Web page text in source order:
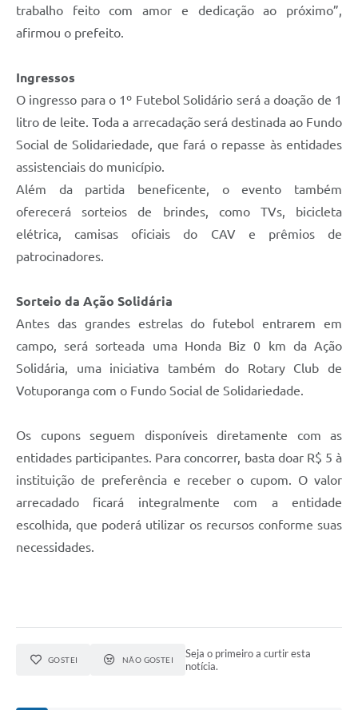
trabalho feito com amor e dedicação ao próximo”,
afirmou o prefeito.
Ingressos
O ingresso para o 1º Futebol Solidário será a doação de 1
litro de leite. Toda a arrecadação será destinada ao Fundo
Social de Solidariedade, que fará o repasse às entidades
assistenciais do município.
Além da partida beneficente, o evento também
oferecerá sorteios de brindes, como TVs, bicicleta
elétrica, camisas oficiais do CAV e prêmios de
patrocinadores.
Sorteio da Ação Solidária
Antes das grandes estrelas do futebol entrarem em
campo, será sorteada uma Honda Biz 0 km da Ação
Solidária, uma iniciativa também do Rotary Club de
Votuporanga com o Fundo Social de Solidariedade.
Os cupons seguem disponíveis diretamente com as
entidades participantes. Para concorrer, basta doar R$ 5 à
instituição de preferência e receber o cupom. O valor
arrecadado ficará integralmente com a entidade
escolhida, que poderá utilizar os recursos conforme suas
necessidades.
GOSTEI NÃO GOSTEI
Seja o primeiro a curtir esta
notícia.